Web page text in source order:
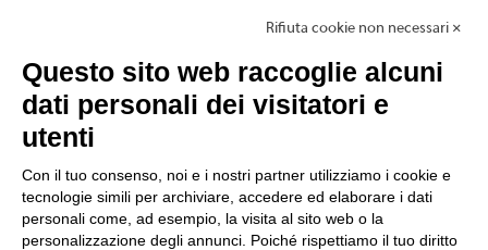
Rifiuta cookie non necessari ✕
Questo sito web raccoglie alcuni
dati personali dei visitatori e
utenti
Con il tuo consenso, noi e i nostri partner utilizziamo i cookie e
tecnologie simili per archiviare, accedere ed elaborare i dati
personali come, ad esempio, la visita al sito web o la
personalizzazione degli annunci. Poiché rispettiamo il tuo diritto